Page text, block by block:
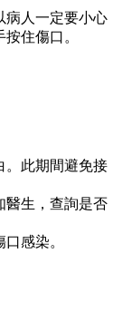
病人一定要小心
住傷口。
。此期間避免接
醫生，查詢是否
感染。